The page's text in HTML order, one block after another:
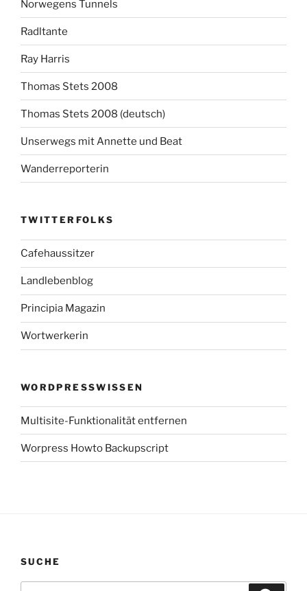
Norwegens Tunnels
Radltante
Ray Harris
Thomas Stets 2008
Thomas Stets 2008 (deutsch)
Unserwegs mit Annette und Beat
Wanderreporterin
TWITTERFOLKS
Cafehaussitzer
Landlebenblog
Principia Magazin
Wortwerkerin
WORDPRESSWISSEN
Multisite-Funktionalität entfernen
Worpress Howto Backupscript
SUCHE